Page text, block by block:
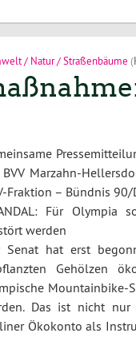
/ Natur / Straßenbäume (
Marzahn-
Fraktion – Bündnis 90/
Für Olympia
werden
Senat hat erst
Gehölzen
Mountainbike-
Das ist nicht nur
Ökokonto als